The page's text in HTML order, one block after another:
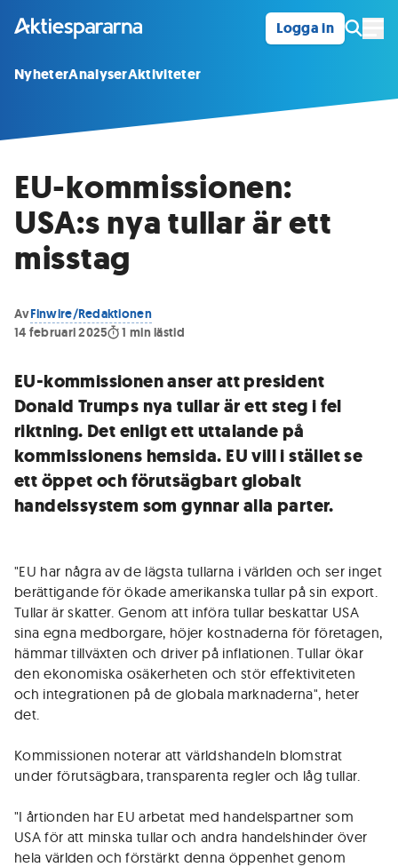
Logga in
NyheterAnalyserAktiviteter
EU-kommissionen:
USA:s nya tullar är ett
misstag
AvFinwire/Redaktionen
14 februari 2025
1 min lästid
EU-kommissionen anser att president
Donald Trumps nya tullar är ett steg i fel
riktning. Det enligt ett uttalande på
kommissionens hemsida. EU vill i stället se
ett öppet och förutsägbart globalt
handelssystem som gynnar alla parter.
"EU har några av de lägsta tullarna i världen och ser inget
berättigande för ökade amerikanska tullar på sin export.
Tullar är skatter. Genom att införa tullar beskattar USA
sina egna medborgare, höjer kostnaderna för företagen,
hämmar tillväxten och driver på inflationen. Tullar ökar
den ekonomiska osäkerheten och stör effektiviteten
och integrationen på de globala marknaderna", heter
det.
Kommissionen noterar att världshandeln blomstrat
under förutsägbara, transparenta regler och låg tullar.
"I årtionden har EU arbetat med handelspartner som
USA för att minska tullar och andra handelshinder över
hela världen och förstärkt denna öppenhet genom